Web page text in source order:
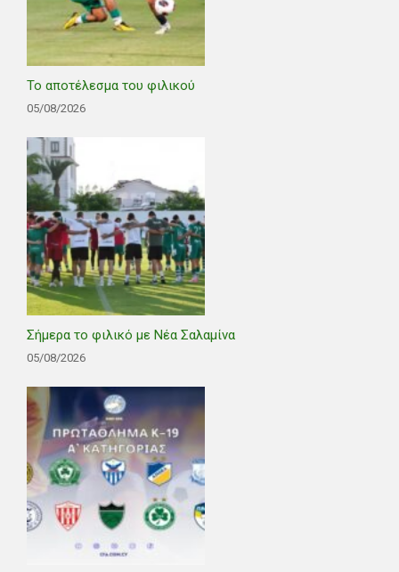
Το αποτέλεσμα του φιλικού
05/08/2026
Σήμερα το φιλικό με Νέα Σαλαμίνα
05/08/2026